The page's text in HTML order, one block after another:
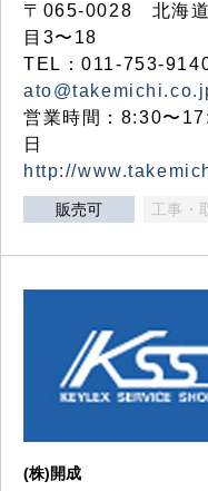
〒065-0028 北海道
目3〜18
TEL：011-753-
営業時間：8:30〜
日
http://
販売可 工事・
(株)開成